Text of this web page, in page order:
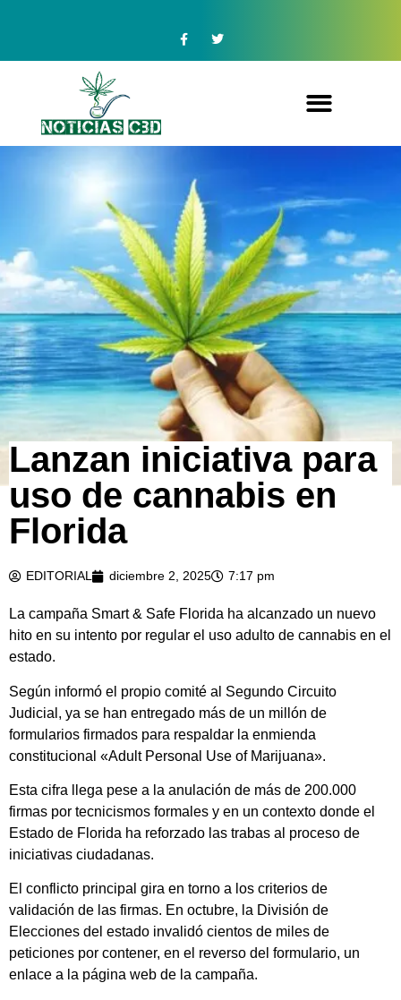
Lanzan iniciativa para
uso de cannabis en
Florida
EDITORIAL diciembre 2, 2025 7:17 pm
La campaña Smart & Safe Florida ha alcanzado un nuevo
hito en su intento por regular el uso adulto de cannabis en el
estado.
Según informó el propio comité al Segundo Circuito
Judicial, ya se han entregado más de un millón de
formularios firmados para respaldar la enmienda
constitucional «Adult Personal Use of Marijuana».
Esta cifra llega pese a la anulación de más de 200.000
firmas por tecnicismos formales y en un contexto donde el
Estado de Florida ha reforzado las trabas al proceso de
iniciativas ciudadanas.
El conflicto principal gira en torno a los criterios de
validación de las firmas. En octubre, la División de
Elecciones del estado invalidó cientos de miles de
peticiones por contener, en el reverso del formulario, un
enlace a la página web de la campaña.